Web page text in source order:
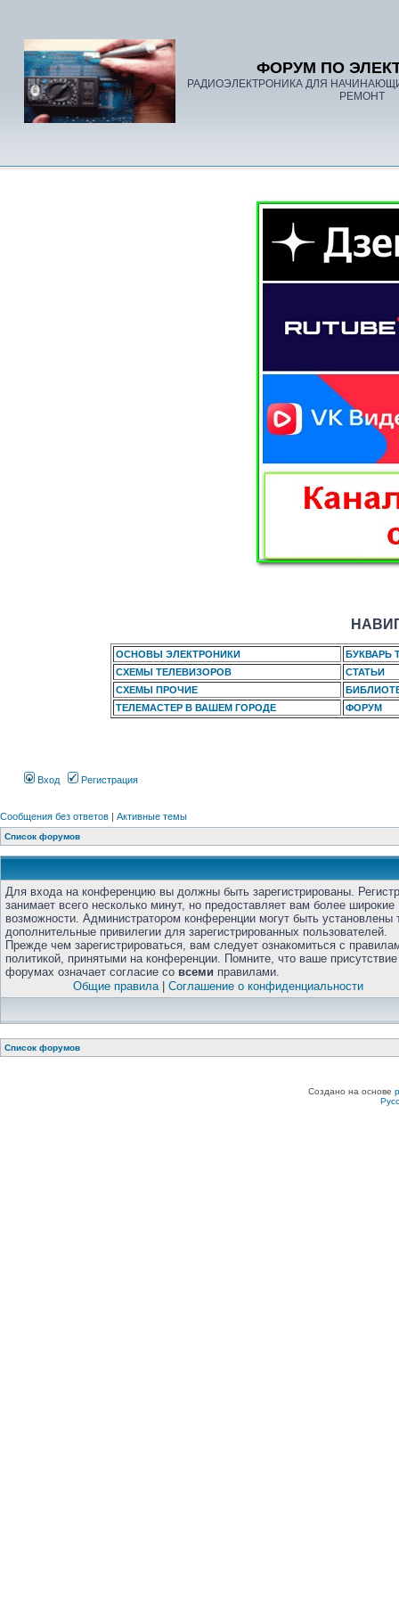
ФОРУМ ПО
РАДИОЭЛЕКТРОНИКА ДЛЯ
РЕМОНТ
ОСНОВЫ ЭЛЕКТРОНИКИ
БУКВАРЬ
СХЕМЫ ТЕЛЕВИЗОРОВ
СТАТЬИ
СХЕМЫ ПРОЧИЕ
ТЕЛЕМАСТЕР В ВАШЕМ ГОРОДЕ
ФОРУМ
Вход Регистрация
Сообщения без ответов | Активные темы
Список форумов
Для входа на конференцию вы должны быть зарегистрированы.
занимает всего несколько минут, но предоставляет вам более широкие
возможности. Администратором конференции могут быть установлены
дополнительные привилегии для зарегистрированных пользователей.
Прежде чем зарегистрироваться, вам следует ознакомиться с
политикой, принятыми на конференции. Помните, что ваше
форумах означает согласие со всеми правилами.
Общие правила| Соглашение о конфиденциальности
Список форумов
Создано на основе